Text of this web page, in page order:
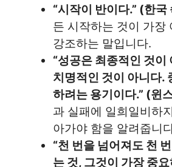
“시작이 반이다.” (한국
든 시작하는 것이 가장
강조하는 말입니다.
“성공은 최종적인 것이
치명적인 것이 아니다.
하려는 용기이다.” (윈
과 실패에 일희일비하
아가야 함을 알려줍니
“천 번을 넘어져도 천
는 것, 그것이 가장 중